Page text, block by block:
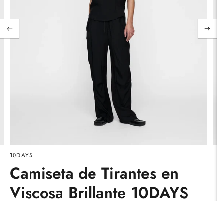
10DAYS
Camiseta de Tirantes en
Viscosa Brillante 10DAYS